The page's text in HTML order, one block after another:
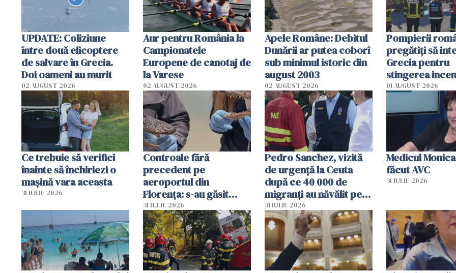
UPDATE: Coliziune
între două elicoptere
de salvare în Grecia.
Doi oameni au murit
02 AUGUST 2026
Aur pentru România la
Campionatele
Europene de canotaj de
la Varese
02 AUGUST 2026
Apele Române: Debitul
Dunării ar putea coborî
sub minimul istoric din
august 2003
02 AUGUST 2026
Pompierii
pregătiţi să
Grecia pentru
stingerea
01 AUGUST 2026
Ce trebuie să verifici
înainte să închiriezi o
mașină vara aceasta
31 IULIE 2026
Controale fără
precedent pe
aeroportul din
Florența: s-au găsit
capete de aligator și o
sumă imensă de bani
31 IULIE 2026
Pedro Sanchez, vizită
de urgență la Ceuta
după ce 40 000 de
migranți au năvălit pe
teritoriul spaniol: „Vom
mobiliza toate
resursele"
31 IULIE 2026
Medicul
făcut AVC
31 IULIE 2026